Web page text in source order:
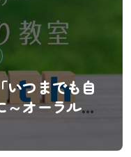
いつまでも自
オーラルフ
しい役割